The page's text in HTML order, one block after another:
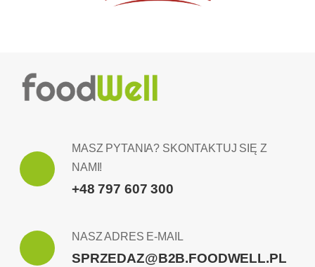
MASZ PYTANIA? SKONTAKTUJ SIĘ Z
NAMI!
+48 797 607 300
NASZ ADRES E-MAIL
SPRZEDAZ@B2B.FOODWELL.PL